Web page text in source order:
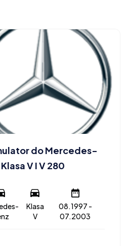
do Mercedes-
V I V 280
Klasa
V
08.1997 -
07.2003